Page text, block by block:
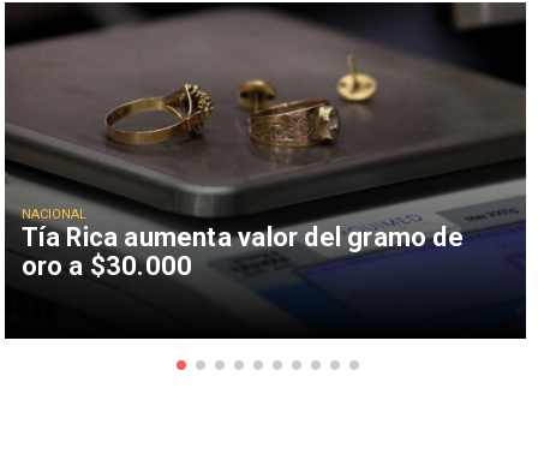
Tía Rica aumenta valor del gramo de
oro a $30.000
NACIONAL